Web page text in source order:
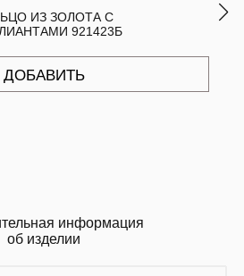
ИЗ ЗОЛОТА С
921423Б
ДОБАВИТЬ
информация
об изделии